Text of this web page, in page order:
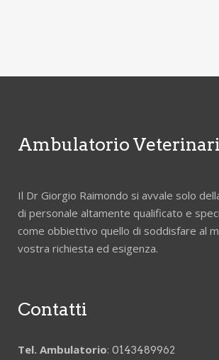
Ambulatorio
Il Dr Giorgio Raimondo si avvale solo
di personale altamente qualificato e
come obbiettivo quello di soddisfare al
vostra richiesta ed esigenza.
Contatti
Tel. Ambulatorio: 0143489962